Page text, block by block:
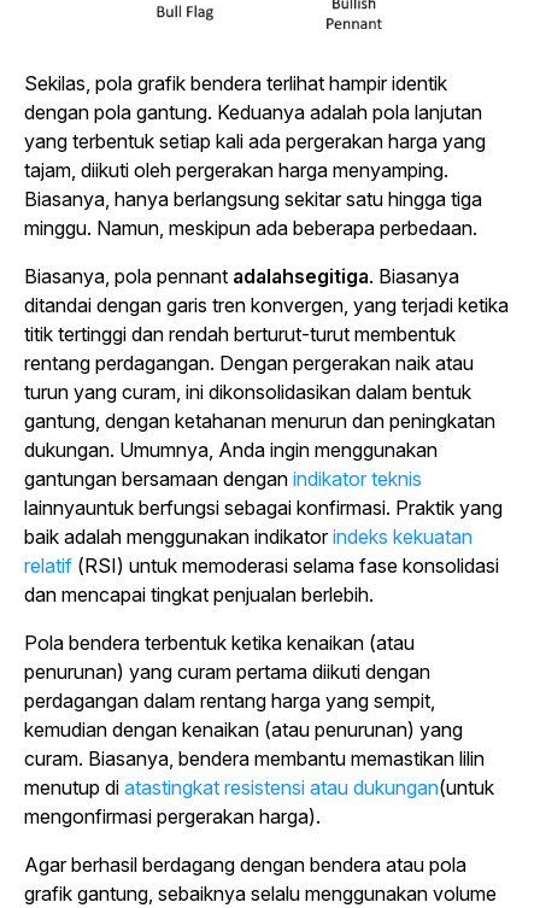
Sekilas, pola grafik bendera terlihat hampir identik
dengan pola gantung. Keduanya adalah pola lanjutan
yang terbentuk setiap kali ada pergerakan harga yang
tajam, diikuti oleh pergerakan harga menyamping.
Biasanya, hanya berlangsung sekitar satu hingga tiga
minggu. Namun, meskipun ada beberapa perbedaan.
Biasanya, pola pennant adalahsegitiga. Biasanya
ditandai dengan garis tren konvergen, yang terjadi ketika
titik tertinggi dan rendah berturut-turut membentuk
rentang perdagangan. Dengan pergerakan naik atau
turun yang curam, ini dikonsolidasikan dalam bentuk
gantung, dengan ketahanan menurun dan peningkatan
dukungan. Umumnya, Anda ingin menggunakan
gantungan bersamaan dengan indikator teknis
lainnyauntuk berfungsi sebagai konfirmasi. Praktik yang
baik adalah menggunakan indikatorindeks kekuatan
relatif (RSI) untuk memoderasi selama fase konsolidasi
dan mencapai tingkat penjualan berlebih.
Pola bendera terbentuk ketika kenaikan (atau
penurunan) yang curam pertama diikuti dengan
perdagangan dalam rentang harga yang sempit,
kemudian dengan kenaikan (atau penurunan) yang
curam. Biasanya, bendera membantu memastikan lilin
menutup di atastingkat resistensi atau dukungan(untuk
mengonfirmasi pergerakan harga).
Agar berhasil berdagang dengan bendera atau pola
grafik gantung, sebaiknya selalu menggunakan volume